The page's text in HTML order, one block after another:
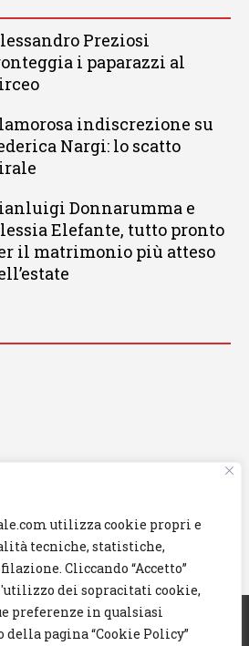
utilizza cookie propri e
tecniche, statistiche,
Cliccando “Accetto”
dei sopracitati cookie,
preferenze in qualsiasi
pagina “Cookie Policy”
Preziosi
i paparazzi al
indiscrezione su
Nargi: lo scatto
Donnarumma e
Elefante, tutto pronto
il matrimonio più atteso